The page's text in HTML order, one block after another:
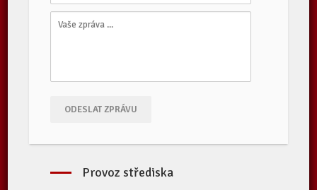
ODESLAT ZPRÁVU
Provoz střediska